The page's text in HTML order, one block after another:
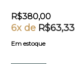
R$380,00
6x de R$63,33
Em estoque